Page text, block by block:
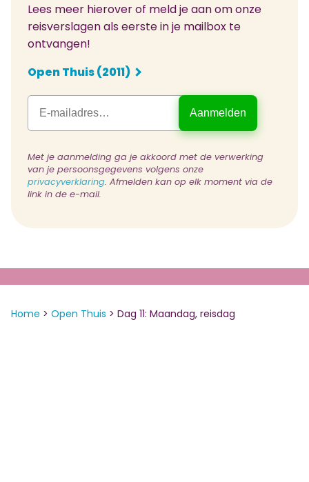
Lees meer hierover of meld je aan om onze
reisverslagen als eerste in je mailbox te
ontvangen!
Open Thuis (2011)
Met je aanmelding ga je akkoord met de verwerking
van je persoonsgegevens volgens onze
privacyverklaring. Afmelden kan op elk moment via de
link in de e-mail.
Home > Open Thuis > Dag 11: Maandag, reisdag